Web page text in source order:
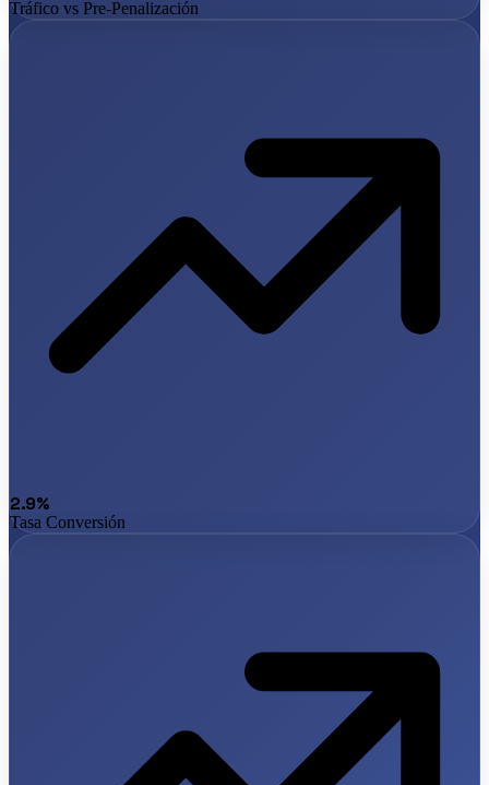
Tráfico vs Pre-Penalización
2.9%
Tasa Conversión